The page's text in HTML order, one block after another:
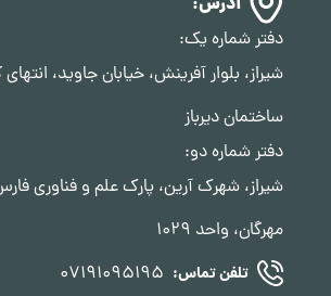
آدرس:
دفتر شماره یک:
ساختمان دیرباز
دفتر شماره دو:
شیراز، شهرک آرین، پارک علم و فناوری
مهرگان، واحد 1029
تلفن تماس: 07191095195